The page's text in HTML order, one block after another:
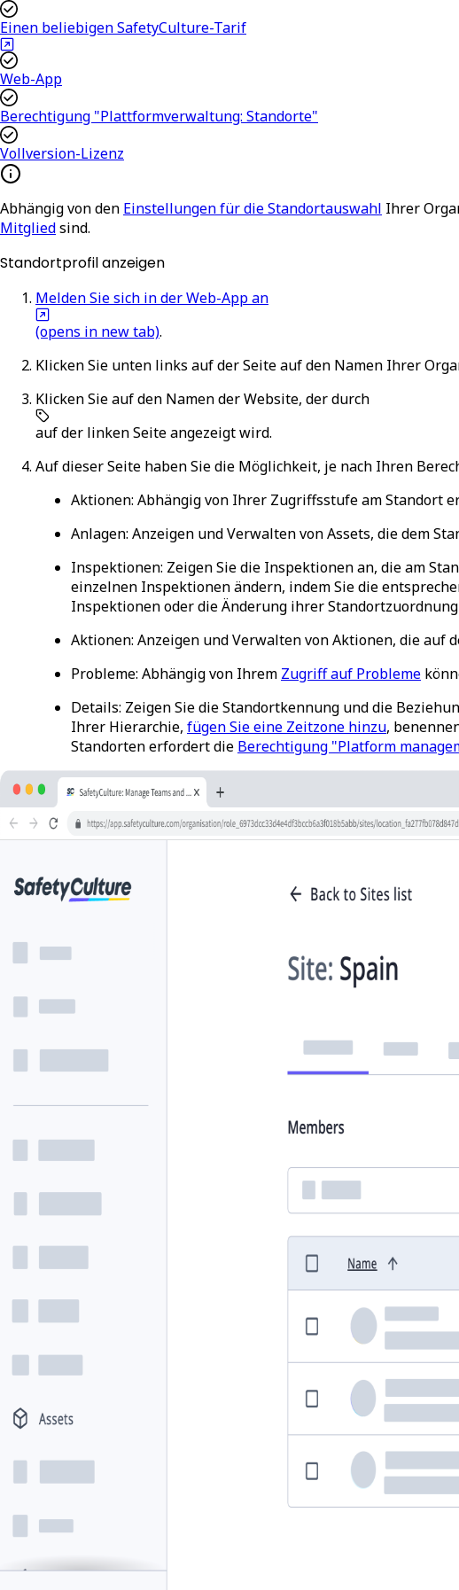
Einen beliebigen SafetyCulture-Tarif
Web-App
Berechtigung "Plattformverwaltung: Standorte"
Vollversion-Lizenz
Abhängig von den Einstellungen für die Standortauswahl Ihrer
Mitgliedsind.
Standortprofil anzeigen
Melden Sie sich in der Web-App an
(opens in new tab).
Klicken Sie unten links auf der Seite auf den Namen Ihrer
Klicken Sie auf den Namen der Website, der durch
auf der linken Seite angezeigt wird.
Auf dieser Seite haben Sie die Möglichkeit, je nach Ihren
Aktionen: Abhängig von Ihrer Zugriffsstufe am Standort
Anlagen: Anzeigen und Verwalten von Assets, die dem
Inspektionen: Zeigen Sie die Inspektionen an, die am
einzelnen Inspektionen ändern, indem Sie die
Inspektionen oder die Änderung ihrer
Aktionen: Anzeigen und Verwalten von Aktionen, die auf
Probleme: Abhängig von Ihrem Zugriff auf Probleme
Details: Zeigen Sie die Standortkennung und die
Ihrer Hierarchie, fügen Sie eine Zeitzone hinzu,
Standorten erfordert die Berechtigung "Platform